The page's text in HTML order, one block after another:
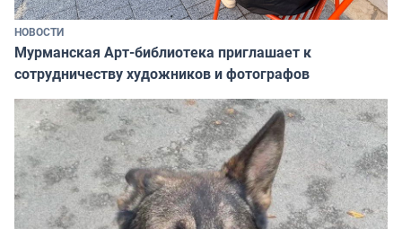
НОВОСТИ
Мурманская Арт-библиотека приглашает к
сотрудничеству художников и фотографов